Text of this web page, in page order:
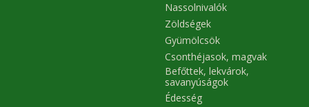
Nassolnivalók
Zöldségek
Gyümölcsök
Csonthéjasok, magvak
Befőttek, lekvárok,
savanyúságok
Édesség